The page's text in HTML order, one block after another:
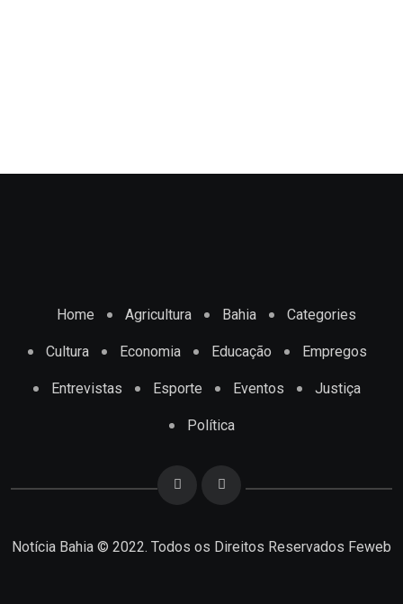
Home Agricultura Bahia Categories
Cultura Economia Educação Empregos
Entrevistas Esporte Eventos Justiça
Política
Notícia Bahia © 2022. Todos os Direitos Reservados Feweb